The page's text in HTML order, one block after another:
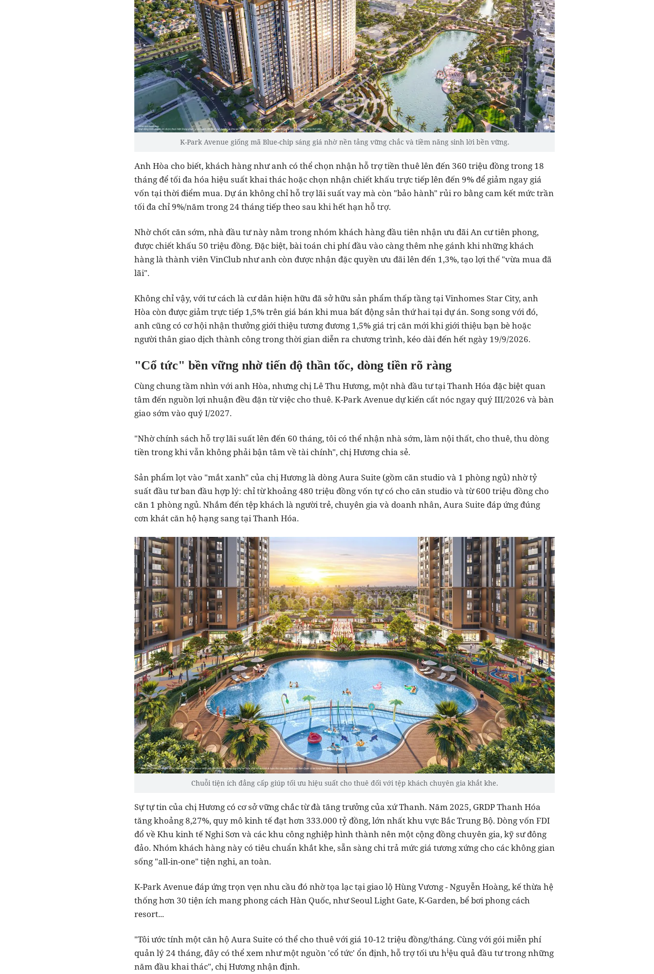
K-Park Avenue giống mã Blue-chip sáng giá nhờ nền tảng vững chắc và tiềm năng sinh lời bền vững.
Anh Hòa cho biết, khách hàng như anh có thể chọn nhận hỗ trợ tiền thuê lên đến 360 triệu đồng trong 18
tháng để tối đa hóa hiệu suất khai thác hoặc chọn nhận chiết khấu trực tiếp lên đến 9% để giảm ngay giá
vốn tại thời điểm mua. Dự án không chỉ hỗ trợ lãi suất vay mà còn "bảo hành" rủi ro bằng cam kết mức trần
tối đa chỉ 9%/năm trong 24 tháng tiếp theo sau khi hết hạn hỗ trợ.
Nhờ chốt căn sớm, nhà đầu tư này nằm trong nhóm khách hàng đầu tiên nhận ưu đãi An cư tiên phong,
được chiết khấu 50 triệu đồng. Đặc biệt, bài toán chi phí đầu vào càng thêm nhẹ gánh khi những khách
hàng là thành viên VinClub như anh còn được nhận đặc quyền ưu đãi lên đến 1,3%, tạo lợi thế "vừa mua đã
lãi".
Không chỉ vậy, với tư cách là cư dân hiện hữu đã sở hữu sản phẩm thấp tầng tại Vinhomes Star City, anh
Hòa còn được giảm trực tiếp 1,5% trên giá bán khi mua bất động sản thứ hai tại dự án. Song song với đó,
anh cũng có cơ hội nhận thưởng giới thiệu tương đương 1,5% giá trị căn mới khi giới thiệu bạn bè hoặc
người thân giao dịch thành công trong thời gian diễn ra chương trình, kéo dài đến hết ngày 19/9/2026.
"Cổ tức" bền vững nhờ tiến độ thần tốc, dòng tiền rõ ràng
Cùng chung tầm nhìn với anh Hòa, nhưng chị Lê Thu Hương, một nhà đầu tư tại Thanh Hóa đặc biệt quan
tâm đến nguồn lợi nhuận đều đặn từ việc cho thuê. K-Park Avenue dự kiến cất nóc ngay quý III/2026 và bàn
giao sớm vào quý I/2027.
"Nhờ chính sách hỗ trợ lãi suất lên đến 60 tháng, tôi có thể nhận nhà sớm, làm nội thất, cho thuê, thu dòng
tiền trong khi vẫn không phải bận tâm về tài chính", chị Hương chia sẻ.
Sản phẩm lọt vào "mắt xanh" của chị Hương là dòng Aura Suite (gồm căn studio và 1 phòng ngủ) nhờ tỷ
suất đầu tư ban đầu hợp lý: chỉ từ khoảng 480 triệu đồng vốn tự có cho căn studio và từ 600 triệu đồng cho
căn 1 phòng ngủ. Nhắm đến tệp khách là người trẻ, chuyên gia và doanh nhân, Aura Suite đáp ứng đúng
cơn khát căn hộ hạng sang tại Thanh Hóa.
Chuỗi tiện ích đẳng cấp giúp tối ưu hiệu suất cho thuê đối với tệp khách chuyên gia khắt khe.
Sự tự tin của chị Hương có cơ sở vững chắc từ đà tăng trưởng của xứ Thanh. Năm 2025, GRDP Thanh Hóa
tăng khoảng 8,27%, quy mô kinh tế đạt hơn 333.000 tỷ đồng, lớn nhất khu vực Bắc Trung Bộ. Dòng vốn FDI
đổ về Khu kinh tế Nghi Sơn và các khu công nghiệp hình thành nên một cộng đồng chuyên gia, kỹ sư đông
đảo. Nhóm khách hàng này có tiêu chuẩn khắt khe, sẵn sàng chi trả mức giá tương xứng cho các không gian
sống "all-in-one" tiện nghi, an toàn.
K-Park Avenue đáp ứng trọn vẹn nhu cầu đó nhờ tọa lạc tại giao lộ Hùng Vương - Nguyễn Hoàng, kế thừa hệ
thống hơn 30 tiện ích mang phong cách Hàn Quốc, như Seoul Light Gate, K-Garden, bể bơi phong cách
resort...
"Tôi ước tính một căn hộ Aura Suite có thể cho thuê với giá 10-12 triệu đồng/tháng. Cùng với gói miễn phí
quản lý 24 tháng, đây có thể xem như một nguồn 'cổ tức' ổn định, hỗ trợ tối ưu hiệu quả đầu tư trong những
năm đầu khai thác", chị Hương nhận định.